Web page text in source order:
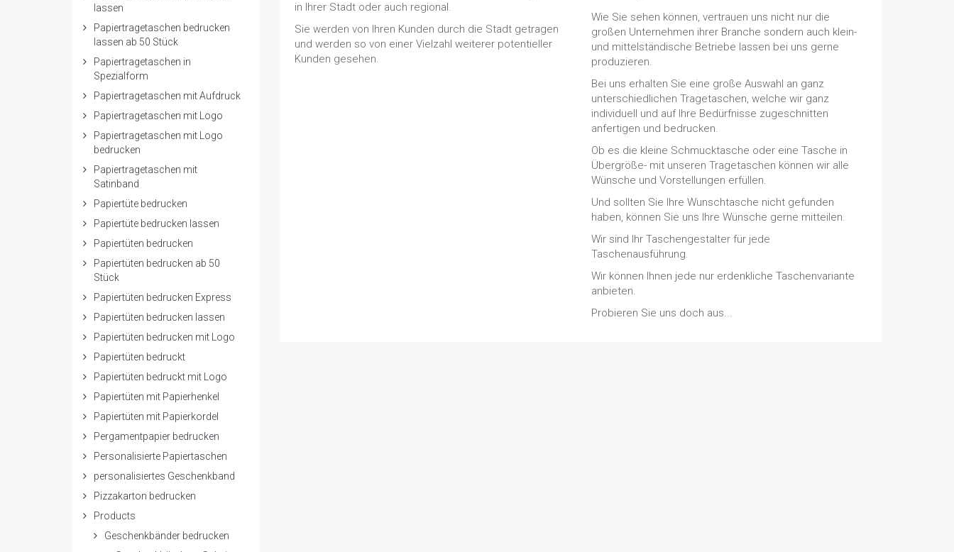
in Ihrer Stadt oder auch regional.
Sie werden von Ihren Kunden durch die Stadt getragen
und werden so von einer Vielzahl weiterer potentieller
Kunden gesehen.
Wie Sie sehen können, vertrauen uns nicht nur die
großen Unternehmen ihrer Branche sondern auch klein-
und mittelständische Betriebe lassen bei uns gerne
produzieren.
Bei uns erhalten Sie eine große Auswahl an ganz
unterschiedlichen Tragetaschen, welche wir ganz
individuell und auf Ihre Bedürfnisse zugeschnitten
anfertigen und bedrucken.
Ob es die kleine Schmucktasche oder eine Tasche in
Übergröße- mit unseren Tragetaschen können wir alle
Wünsche und Vorstellungen erfüllen.
Und sollten Sie Ihre Wunschtasche nicht gefunden
haben, können Sie uns Ihre Wünsche gerne mitteilen.
Wir sind Ihr Taschengestalter für jede
Taschenausführung.
Wir können Ihnen jede nur erdenkliche Taschenvariante
anbieten.
Probieren Sie uns doch aus...
lassen
Papiertragetaschen bedrucken
lassen ab 50 Stück
Papiertragetaschen in
Spezialform
Papiertragetaschen mit Aufdruck
Papiertragetaschen mit Logo
Papiertragetaschen mit Logo
bedrucken
Papiertragetaschen mit
Satinband
Papiertüte bedrucken
Papiertüte bedrucken lassen
Papiertüten bedrucken
Papiertüten bedrucken ab 50
Stück
Papiertüten bedrucken Express
Papiertüten bedrucken lassen
Papiertüten bedrucken mit Logo
Papiertüten bedruckt
Papiertüten bedruckt mit Logo
Papiertüten mit Papierhenkel
Papiertüten mit Papierkordel
Pergamentpapier bedrucken
Personalisierte Papiertaschen
personalisiertes Geschenkband
Pizzakarton bedrucken
Products
Geschenkbänder bedrucken